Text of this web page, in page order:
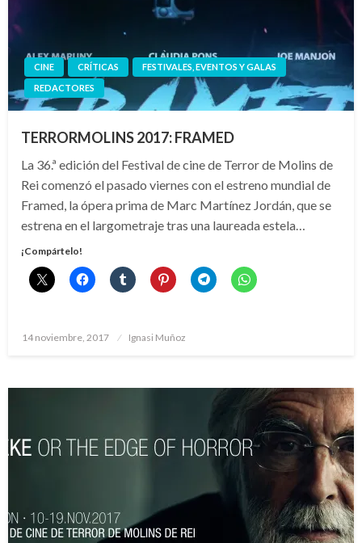
CINE CRÍTICAS
FESTIVALES, EVENTOS Y GALAS
REDACTORES
TERRORMOLINS 2017: FRAMED
La 36.ª edición del Festival de cine de Terror de Molins de
Rei comenzó el pasado viernes con el estreno mundial de
Framed, la ópera prima de Marc Martínez Jordán, que se
estrena en el largometraje tras una laureada estela…
¡Compártelo!
Publicado
14 noviembre, 2017 Ignasi Muñoz